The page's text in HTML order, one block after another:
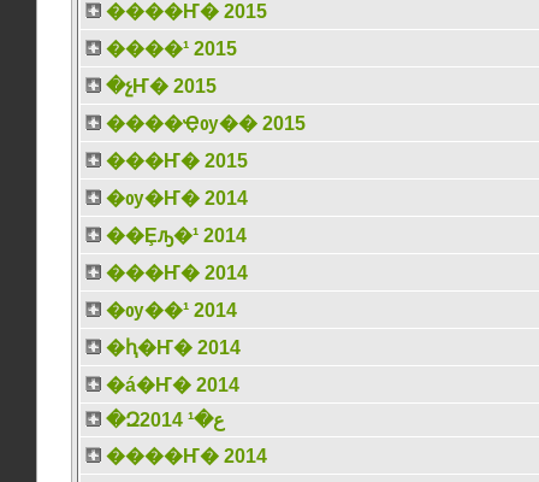
����Ҥ� 2015
����¹ 2015
�չҤ� 2015
����Ҿѹ�� 2015
���Ҥ� 2015
�ѹ�Ҥ� 2014
��Ȩԡ�¹ 2014
���Ҥ� 2014
�ѹ��¹ 2014
�ԧ�Ҥ� 2014
�á�Ҥ� 2014
�Զع�¹ 2014
����Ҥ� 2014